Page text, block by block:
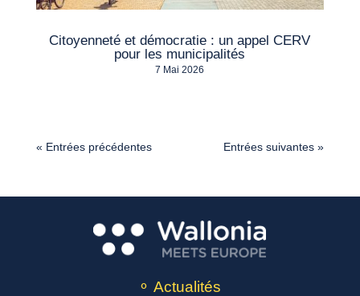
Citoyenneté et démocratie : un appel CERV
pour les municipalités
7 Mai 2026
« Entrées précédentes Entrées suivantes »
⚬ Actualités